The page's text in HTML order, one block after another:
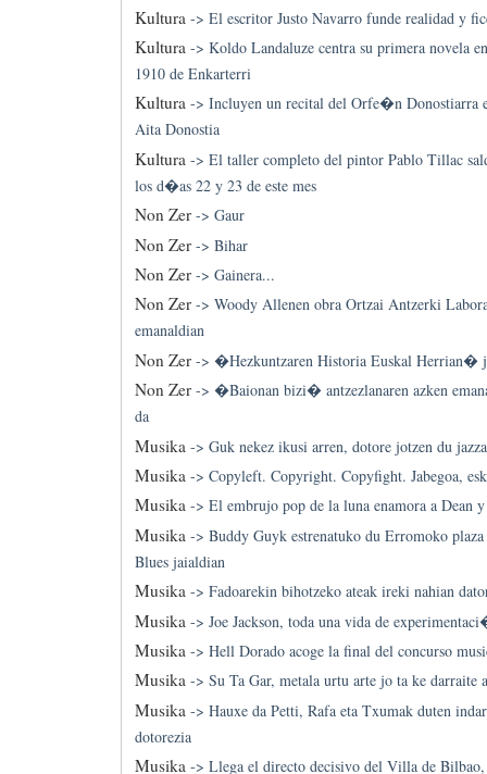
Kultura -> El escritor Justo Navarro funde realidad
Kultura-> Koldo Landaluze centra su primera novela
1910 de Enkarterri
Kultura-> Incluyen un recital del Orfe�n Donostiarra
Aita Donostia
Kultura-> El taller completo del pintor Pablo Tillac
los d�as 22 y 23 de este mes
Non Zer-> Gaur
Non Zer-> Bihar
Non Zer-> Gainera...
Non Zer-> Woody Allenen obra Ortzai Antzerki
emanaldian
Non Zer-> �Hezkuntzaren Historia Euskal Herrian�
Non Zer-> �Baionan bizi� antzezlanaren azken
da
Musika -> Guk nekez ikusi arren, dotore jotzen du
Musika-> Copyleft. Copyright. Copyfight. Jabegoa,
Musika-> El embrujo pop de la luna enamora a Dean
Musika -> Buddy Guyk estrenatuko du Erromoko
Blues jaialdian
Musika-> Fadoarekin bihotzeko ateak ireki nahian
Musika -> Joe Jackson, toda una vida de
Musika-> Hell Dorado acoge la final del concurso
Musika-> Su Ta Gar, metala urtu arte jo ta ke darraite
Musika -> Hauxe da Petti, Rafa eta Txumak duten
dotorezia
Musika-> Llega el directo decisivo del Villa de Bilbao,